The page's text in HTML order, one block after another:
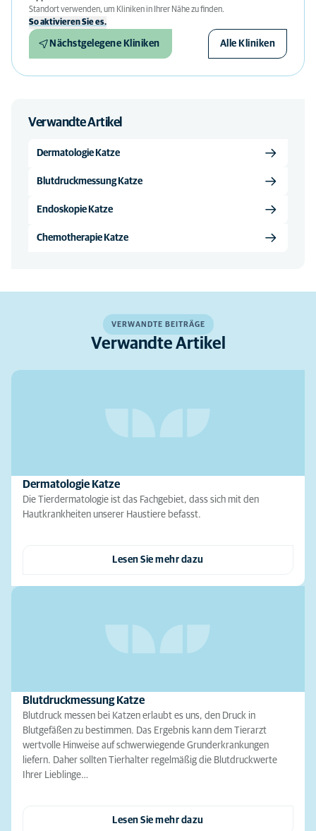
Standort verwenden, um Kliniken in Ihrer Nähe zu finden.
So aktivieren Sie es.
Nächstgelegene Kliniken Alle Kliniken
Verwandte Artikel
Dermatologie Katze
Blutdruckmessung Katze
Endoskopie Katze
Chemotherapie Katze
VERWANDTE BEITRÄGE
Verwandte Artikel
Dermatologie Katze
Die Tierdermatologie ist das Fachgebiet, dass sich mit den
Hautkrankheiten unserer Haustiere befasst.
Lesen Sie mehr dazu
Blutdruckmessung Katze
Blutdruck messen bei Katzen erlaubt es uns, den Druck in
Blutgefäßen zu bestimmen. Das Ergebnis kann dem Tierarzt
wertvolle Hinweise auf schwerwiegende Grunderkrankungen
liefern. Daher sollten Tierhalter regelmäßig die Blutdruckwerte
Ihrer Lieblinge…
Lesen Sie mehr dazu